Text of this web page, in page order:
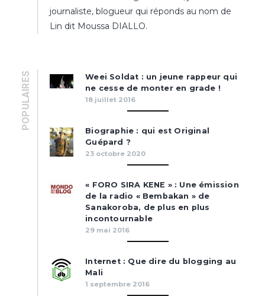
journaliste, blogueur qui réponds au nom de
Lin dit Moussa DIALLO.
POPULAIRES
Weei Soldat : un jeune rappeur qui
ne cesse de monter en grade !
18 juillet 2016
Biographie : qui est Original
Guépard ?
23 octobre 2020
« FORO SIRA KENE » : Une émission
de la radio « Bembakan » de
Sanakoroba, de plus en plus
incontournable
29 mai 2016
Internet : Que dire du blogging au
Mali
1 septembre 2016